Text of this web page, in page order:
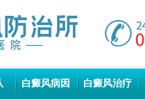
白癜风病因 白癜风治疗